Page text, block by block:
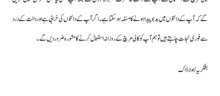
گےکہ آپ کے دانتوں میں بدبو پیدا ہونے کا مسئلہ ہو سکتا ہے۔اگر آپ کے دانتوں کی خرابی ہے اور دانت کے درد
سے فوری نجات چاہتے ہیں تو ہم آپ کو کالی مرچ کے روزانہ استعمال کرنے کا مشورہ ضرور دیں گے۔
بشکریہ / اولا ڈاک